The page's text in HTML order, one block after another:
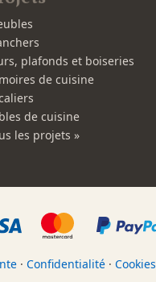
plafonds et boiseries
de cuisine
de cuisine
les projets »
· Confidentialité · Cookies